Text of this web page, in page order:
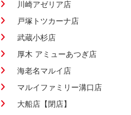
川崎アゼリア店
戸塚トツカーナ店
武蔵小杉店
厚木 アミューあつぎ店
海老名マルイ店
マルイファミリー溝口店
大船店【閉店】